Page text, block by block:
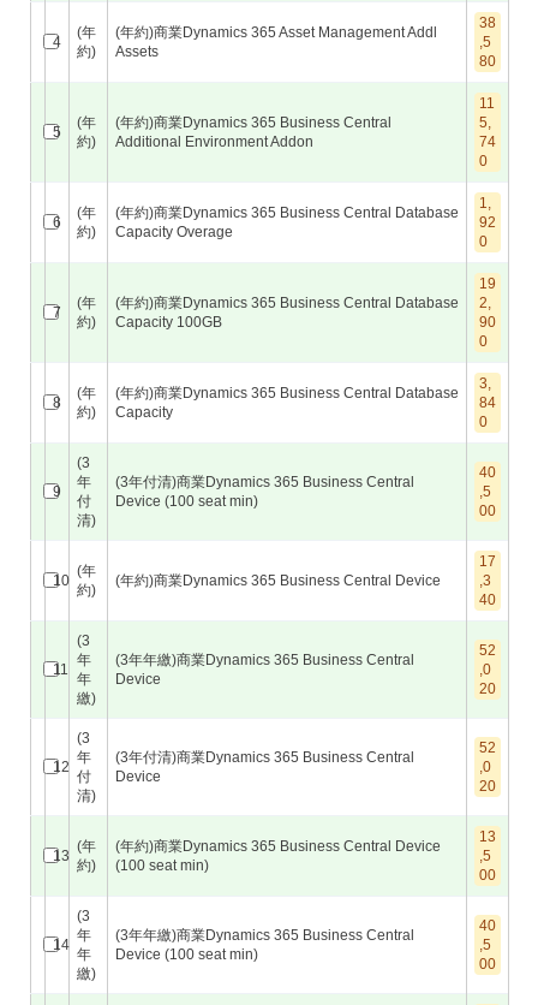
4
(年
約)
(年約)商業Dynamics 365 Asset Management Addl
Assets
38
,5
80
5
(年
約)
(年約)商業Dynamics 365 Business Central
Additional Environment Addon
11
5,
74
0
6
(年
約)
(年約)商業Dynamics 365 Business Central Database
Capacity Overage
1,
92
0
7
(年
約)
(年約)商業Dynamics 365 Business Central Database
Capacity 100GB
19
2,
90
0
8
(年
約)
(年約)商業Dynamics 365 Business Central Database
Capacity
3,
84
0
9
(3
年
付
清)
(3年付清)商業Dynamics 365 Business Central
Device (100 seat min)
40
,5
00
10
(年
約)
(年約)商業Dynamics 365 Business Central Device
17
,3
40
11
(3
年
年
繳)
(3年年繳)商業Dynamics 365 Business Central
Device
52
,0
20
12
(3
年
付
清)
(3年付清)商業Dynamics 365 Business Central
Device
52
,0
20
13
(年
約)
(年約)商業Dynamics 365 Business Central Device
(100 seat min)
13
,5
00
14
(3
年
年
繳)
(3年年繳)商業Dynamics 365 Business Central
Device (100 seat min)
40
,5
00